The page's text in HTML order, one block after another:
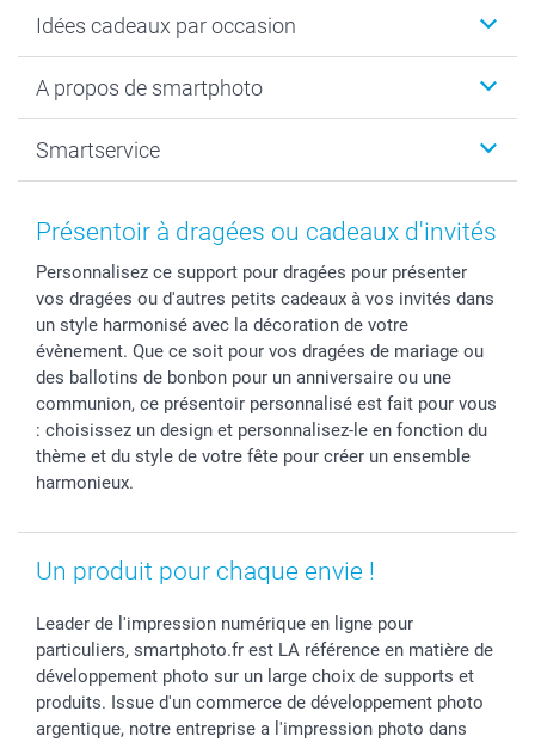
Calendrier photo & Agenda photo
Tirage photo & agrandissement
Faire-part & Cartes
Coques smartphone
Cadres photo & accessoires déco
Dénicheur d'idées cadeau
Idées cadeaux par occasion
Anniversaire
Naissance & baptême
Fête des Mères
Communion
Baptême
Toussaint
Rentrée des classes
Saint-Valentin
Vacances
A propos de smartphoto
Plan du site
Droit de rétraction
Vie privée
Gestion des cookies
Tarifs
Partenariats & Influence
Investisseurs
Smartservice
Aide
smartfriends
Livraison
Modes de paiement
Grandes quantités
Statut de ma commande
Présentoir à dragées ou cadeaux d'invités
Personnalisez ce support pour dragées pour présenter
vos dragées ou d'autres petits cadeaux à vos invités dans
un style harmonisé avec la décoration de votre
évènement. Que ce soit pour vos dragées de mariage ou
des ballotins de bonbon pour un anniversaire ou une
communion, ce présentoir personnalisé est fait pour vous
: choisissez un design et personnalisez-le en fonction du
thème et du style de votre fête pour créer un ensemble
harmonieux.
Un produit pour chaque envie !
Leader de l'impression numérique en ligne pour
particuliers, smartphoto.fr est LA référence en matière de
développement photo sur un large choix de supports et
produits. Issue d'un commerce de développement photo
argentique, notre entreprise a l'impression photo dans